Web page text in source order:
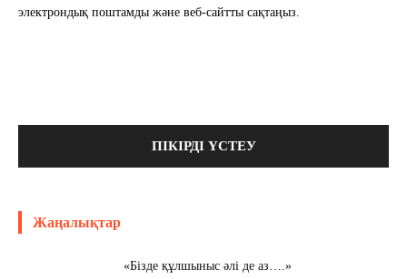
электрондық поштамды және веб-сайтты сақтаңыз.
Жаңалықтар
«Бізде құлшыныс әлі де аз….»